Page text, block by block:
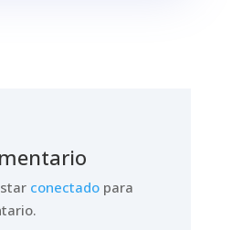
conectadopara